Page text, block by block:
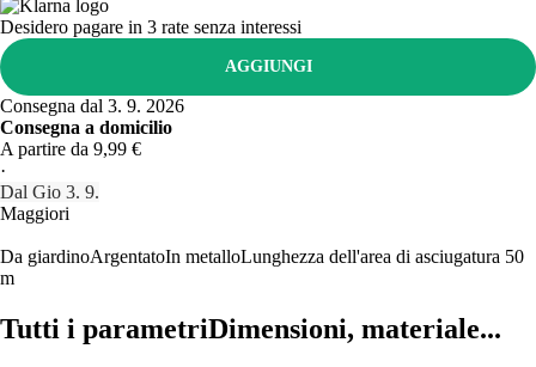
Desidero pagare in 3 rate senza interessi
AGGIUNGI
Consegna dal 3. 9. 2026
Consegna a domicilio
A partire da 9,99 €
·
Dal Gio 3. 9.
Maggiori
Da giardinoArgentatoIn metalloLunghezza dell'area di asciugatura 50
m
Tutti i parametriDimensioni, materiale...